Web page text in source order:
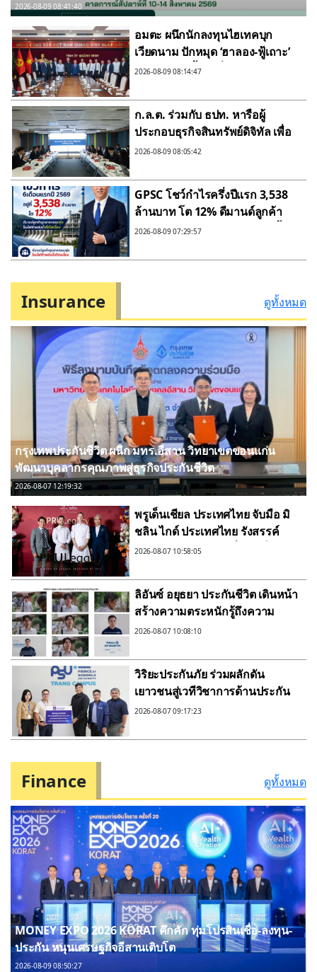
2026-08-09 08:41:40
อมตะ ผนึกนักลงทุนไฮเทคบุก
เวียดนาม ปักหมุด ‘ฮาลอง-ฟู้เถาะ’
ผุดสมาร์ทซิตี้รับคลื่นย้ายฐานผลิต
2026-08-09 08:14:47
ก.ล.ต. ร่วมกับ ธปท. หารือผู้
ประกอบธุรกิจสินทรัพย์ดิจิทัล เพื่อ
ยกระดับแนวทางกำกับดูแล
อาชญากรรมทางเทคโนโลยีเมื่อ
2026-08-09 08:05:42
GPSC โชว์กำไรครึ่งปีแรก 3,538
ล้านบาท โต 12% ดีมานด์ลูกค้า
อุตสาหกรรมพุ่งโรงไฟฟ้าพลังน้ำดี
ระหว่างกาล 0.55 บาทต่อหุ้น
2026-08-09 07:29:57
Insurance ดูทั้งหมด
กรุงเทพประกันชีวิต ผนึก มทร.อีสาน วิทยาเขตขอนแก่น
พัฒนาบุคลากรคุณภาพสู่ธุรกิจประกันชีวิต
2026-08-07 12:19:32
พรูเด็นเชียล ประเทศไทย จับมือ มิ
ชลิน ไกด์ ประเทศไทย รังสรรค์
ประสบการณ์ไฟน์ไดนิ่งสุดเอ็กซ์คลู
ttb reserve
2026-08-07 10:58:05
ลิอันซ์ อยุธยา ประกันชีวิต เดินหน้า
สร้างความตระหนักรู้ถึงความ
สำคัญของการวางแผนรับมือความ
แรง เปิดตัวภาพยนตร์โฆษณาชุด
ใหม่แนะนำ “มะเร็งหายห่วง”
2026-08-07 10:08:10
วิริยะประกันภัย ร่วมผลักดัน
เยาวชนสู่เวทีวิชาการด้านประกัน
ภัย“PSU Trang IBARM Talent
2026-08-07 09:17:23
Finance ดูทั้งหมด
MONEY EXPO 2026 KORAT คึกคัก ทุ่มโปรสินเชื่อ-ลงทุน-
ประกัน หนุนเศรษฐกิจอีสานเติบโต
2026-08-09 08:50:27